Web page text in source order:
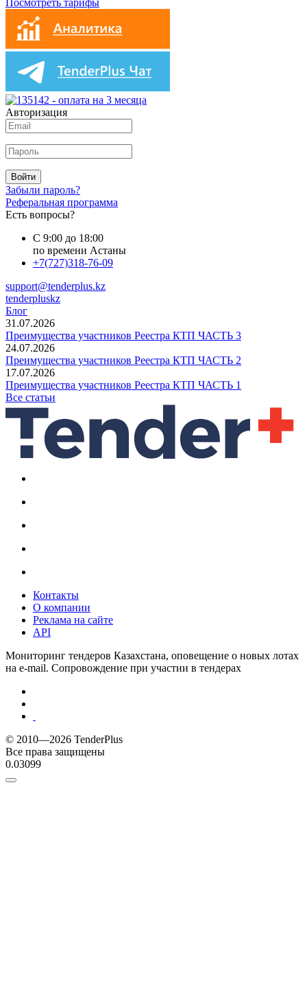
Авторизация
Войти
Забыли пароль?
Реферальная программа
Есть вопросы?
С 9:00 до 18:00
по времени Астаны
+7(727)318-76-09
support@tenderplus.kz
tenderpluskz
Блог
31.07.2026
Преимущества участников Реестра КТП ЧАСТЬ 3
24.07.2026
Преимущества участников Реестра КТП ЧАСТЬ 2
17.07.2026
Преимущества участников Реестра КТП ЧАСТЬ 1
Все статьи
Контакты
О компании
Реклама на сайте
API
Мониторинг тендеров Казахстана, оповещение о новых лотах
на e-mail. Сопровождение при участии в тендерах
© 2010—2026 TenderPlus
Все права защищены
0.03099